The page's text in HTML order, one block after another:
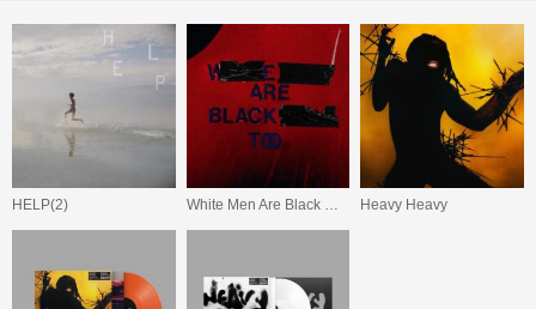
HELP(2) Heavy Heavy